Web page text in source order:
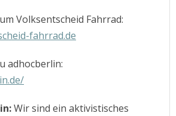
Volksentscheid Fahrrad:
fahrrad.de
adhocberlin:
Wir sind ein aktivistisches